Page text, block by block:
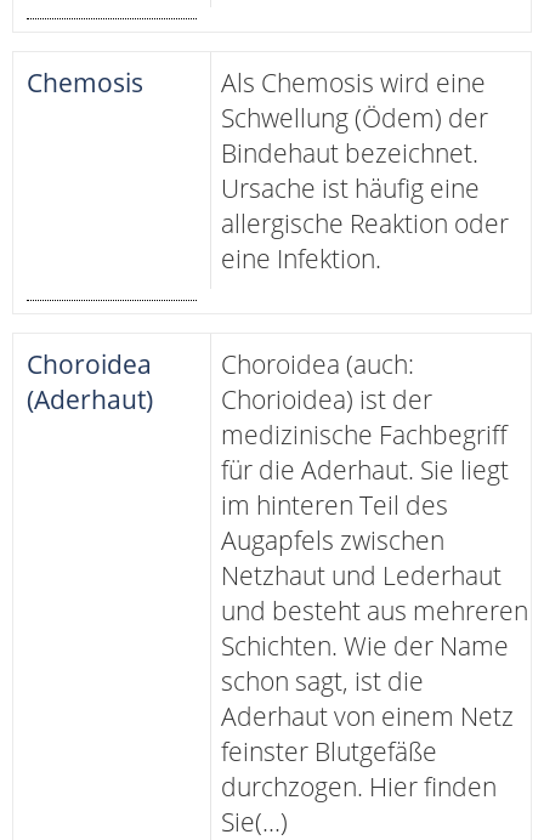
Chemosis
Als Chemosis wird eine
Schwellung (Ödem) der
Bindehaut bezeichnet.
Ursache ist häufig eine
allergische Reaktion oder
eine Infektion.
Choroidea
(Aderhaut)
Choroidea (auch:
Chorioidea) ist der
medizinische Fachbegriff
für die Aderhaut. Sie liegt
im hinteren Teil des
Augapfels zwischen
Netzhaut und Lederhaut
und besteht aus mehreren
Schichten. Wie der Name
schon sagt, ist die
Aderhaut von einem Netz
feinster Blutgefäße
durchzogen. Hier finden
Sie(...)